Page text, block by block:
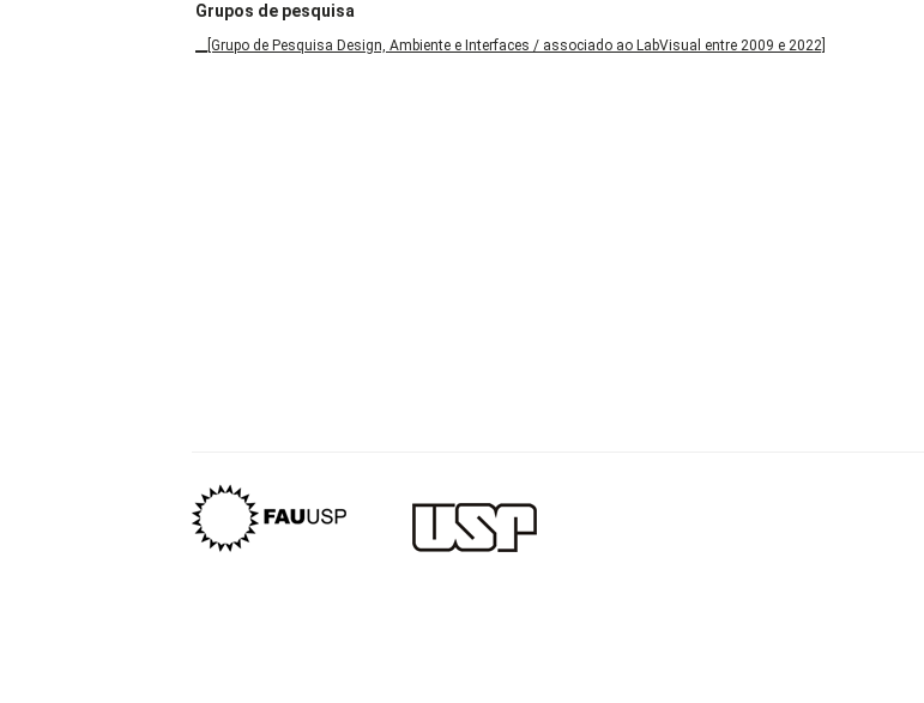
Grupos de pesquisa
__[Grupo de Pesquisa Design, Ambiente e Interfaces / associado ao LabVisual entre 2009 e 2022]